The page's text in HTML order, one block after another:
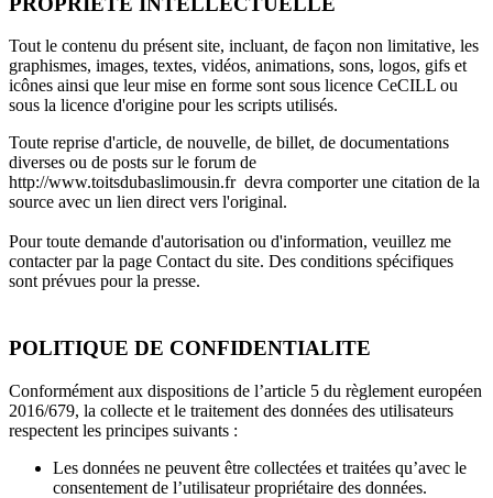
Tout le contenu du présent site, incluant, de façon non limitative, les
graphismes, images, textes, vidéos, animations, sons, logos, gifs et
icônes ainsi que leur mise en forme sont sous licence CeCILL ou
sous la licence d'origine pour les scripts utilisés.
Toute reprise d'article, de nouvelle, de billet, de documentations
diverses ou de posts sur le forum de
http://www.toitsdubaslimousin.fr devra comporter une citation de la
source avec un lien direct vers l'original.
Pour toute demande d'autorisation ou d'information, veuillez me
contacter par la page Contact du site. Des conditions spécifiques
sont prévues pour la presse.
POLITIQUE DE CONFIDENTIALITE
Conformément aux dispositions de l’article 5 du règlement européen
2016/679, la collecte et le traitement des données des utilisateurs
respectent les principes suivants :
Les données ne peuvent être collectées et traitées qu’avec le
consentement de l’utilisateur propriétaire des données.